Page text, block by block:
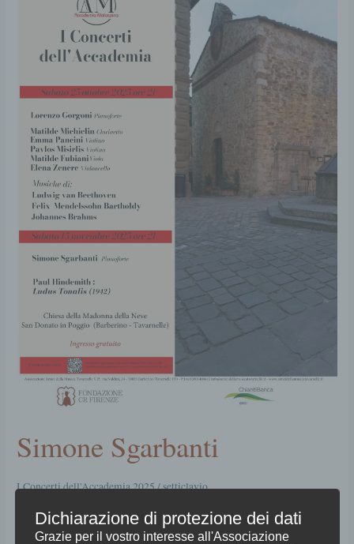
Simone Sgarbanti
I Concerti dell'Accademia 2025/setticlavio
I Concerti dell’Accademia 2025 SIMONE SGARBANTI sabato 15
novembre 2025 | ore 21Chiesa della Madonna della NeveSan Donato in
Dichiarazione di protezione dei dati
Grazie per il vostro interesse all'Associazione